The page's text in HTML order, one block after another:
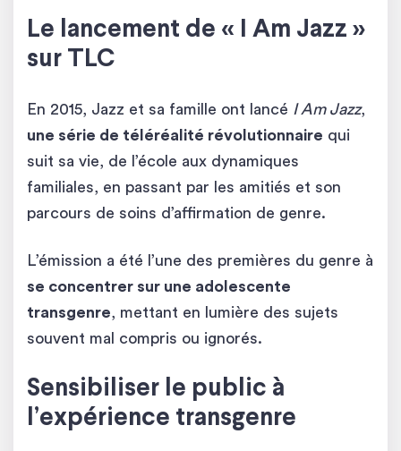
Le lancement de « I Am Jazz »
sur TLC
En 2015, Jazz et sa famille ont lancé I Am Jazz,
une série de téléréalité révolutionnaire qui
suit sa vie, de l’école aux dynamiques
familiales, en passant par les amitiés et son
parcours de soins d’affirmation de genre.
L’émission a été l’une des premières du genre à
se concentrer sur une adolescente
transgenre , mettant en lumière des sujets
souvent mal compris ou ignorés.
Sensibiliser le public à
l’expérience transgenre